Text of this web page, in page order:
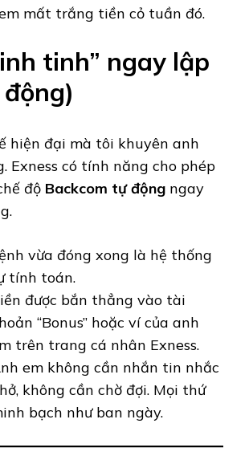
mất trắng tiền cỏ tuần đó.
tinh” ngay lập
hiện đại mà tôi khuyên anh
Exness có tính năng cho phép
độ Backcom tự động ngay
vừa đóng xong là hệ thống
tính toán.
được bắn thẳng vào tài
“Bonus” hoặc ví của anh
trên trang cá nhân Exness.
em không cần nhắn tin nhắc
không cần chờ đợi. Mọi thứ
bạch như ban ngày.